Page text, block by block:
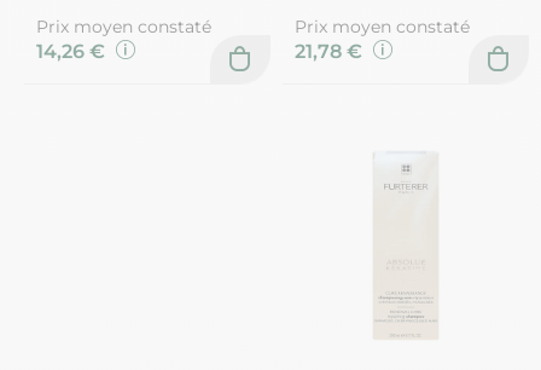
Prix moyen constaté
14,26 €
Prix moyen constaté
21,78 €